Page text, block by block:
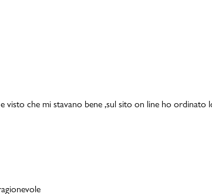
visto che mi stavano bene ,sul sito on line ho